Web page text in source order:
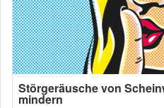
Störgeräusche von
mindern